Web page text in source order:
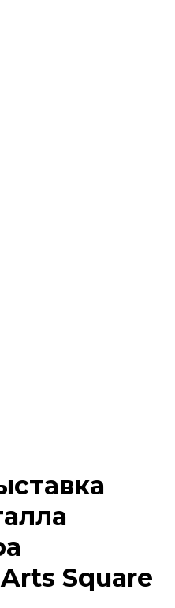
Square